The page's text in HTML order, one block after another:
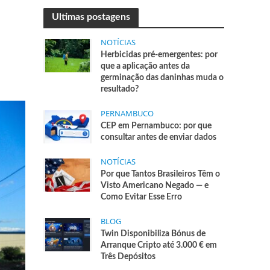
Ultimas postagens
NOTÍCIAS
Herbicidas pré-emergentes: por
que a aplicação antes da
germinação das daninhas muda o
resultado?
PERNAMBUCO
CEP em Pernambuco: por que
consultar antes de enviar dados
NOTÍCIAS
Por que Tantos Brasileiros Têm o
Visto Americano Negado — e
Como Evitar Esse Erro
BLOG
Twin Disponibiliza Bónus de
Arranque Cripto até 3.000 € em
Três Depósitos